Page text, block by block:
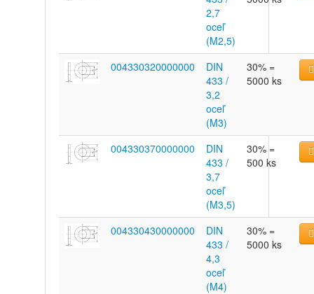
2,7
oceľ
(M2,5)
004330320000000
DIN
433 /
3,2
oceľ
(M3)
30% =
5000 ks
004330370000000
DIN
433 /
3,7
oceľ
(M3,5)
30% =
500 ks
004330430000000
DIN
433 /
4,3
oceľ
(M4)
30% =
5000 ks